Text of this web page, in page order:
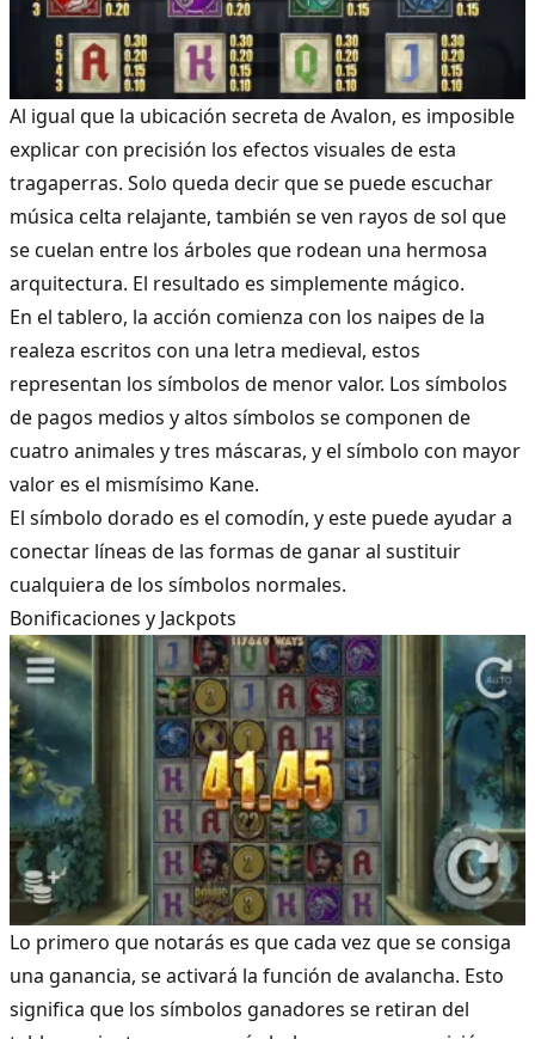
Al igual que la ubicación secreta de Avalon, es imposible
explicar con precisión los efectos visuales de esta
tragaperras. Solo queda decir que se puede escuchar
música celta relajante, también se ven rayos de sol que
se cuelan entre los árboles que rodean una hermosa
arquitectura. El resultado es simplemente mágico.
En el tablero, la acción comienza con los naipes de la
realeza escritos con una letra medieval, estos
representan los símbolos de menor valor. Los símbolos
de pagos medios y altos símbolos se componen de
cuatro animales y tres máscaras, y el símbolo con mayor
valor es el mismísimo Kane.
El símbolo dorado es el comodín, y este puede ayudar a
conectar líneas de las formas de ganar al sustituir
cualquiera de los símbolos normales.
Bonificaciones y Jackpots
Lo primero que notarás es que cada vez que se consiga
una ganancia, se activará la función de avalancha. Esto
significa que los símbolos ganadores se retiran del